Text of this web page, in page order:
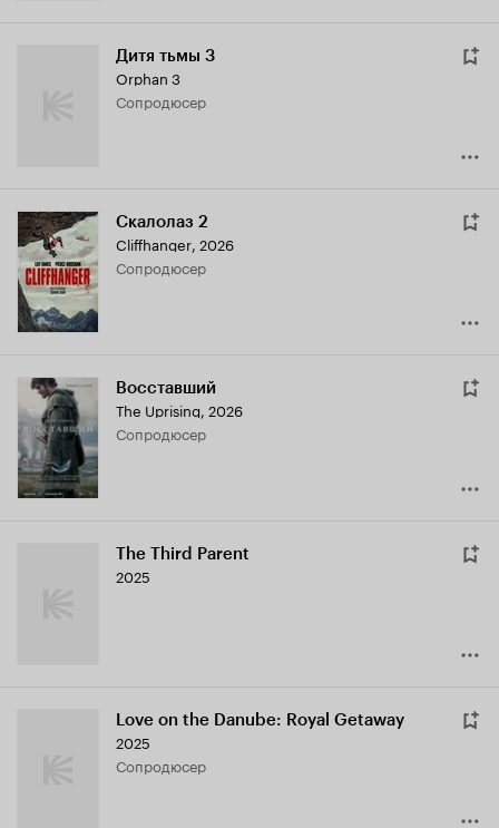
Дитя тьмы 3
Orphan 3
сопродюсер
Скалолаз 2
Cliffhanger, 2026
сопродюсер
Восставший
The Uprising, 2026
сопродюсер
The Third Parent
2025
Love on the Danube: Royal Getaway
2025
сопродюсер